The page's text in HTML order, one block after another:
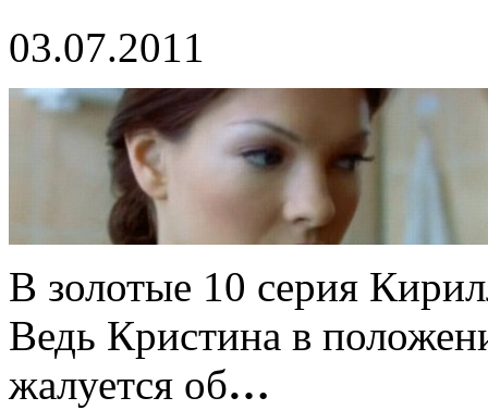
03.07.2011
В золотые 10 серия
Ведь Кристина в
жалуется об…